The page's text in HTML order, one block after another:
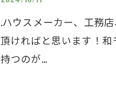
.ハウスメーカー、工務
頂ければと思います！
持つのが…